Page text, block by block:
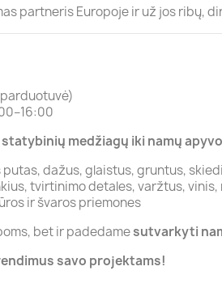
partneris Europoje ir už jos ribų,
medžiagų iki namų
dažus, glaistus, gruntus,
tvirtinimo detales, varžtus,
ir švaros priemones
bet ir padedamesutvarkyti
savo projektams!